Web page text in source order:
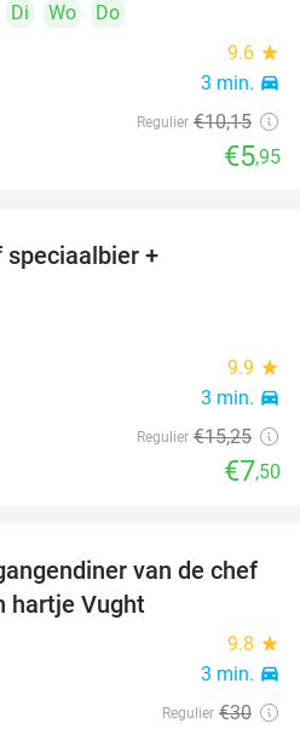
Di Wo
Do
9.6 star
3 min. directions_car
Regulier €10,15
€5,95
+
9.9 star
3 min. directions_car
Regulier €15,25
€7,50
40%
van de chef
hartje Vught
9.8 star
3 min. directions_car
Regulier €30